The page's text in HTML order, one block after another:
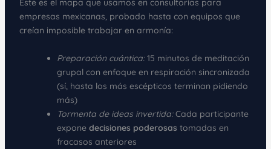
Este es el mapa que usamos en consultorías para
empresas mexicanas, probado hasta con equipos que
creían imposible trabajar en armonía:
Preparación cuántica:15 minutos de meditación
grupal con enfoque en respiración sincronizada
(sí, hasta los más escépticos terminan pidiendo
más)
Tormenta de ideas invertida:Cada participante
expone decisiones poderosas tomadas en
fracasos anteriores